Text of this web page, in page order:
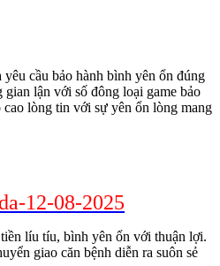
yêu cầu bảo hành bình yên ổn đúng
lận với số đông loại game bảo
cao lòng tin với sự yên ổn lòng mang
12-08-2025
líu tíu, bình yên ổn với thuận lợi.
giao căn bệnh diễn ra suôn sẻ